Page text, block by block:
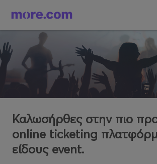
Καλωσήρθες στην πιο
online ticketing
είδους event.